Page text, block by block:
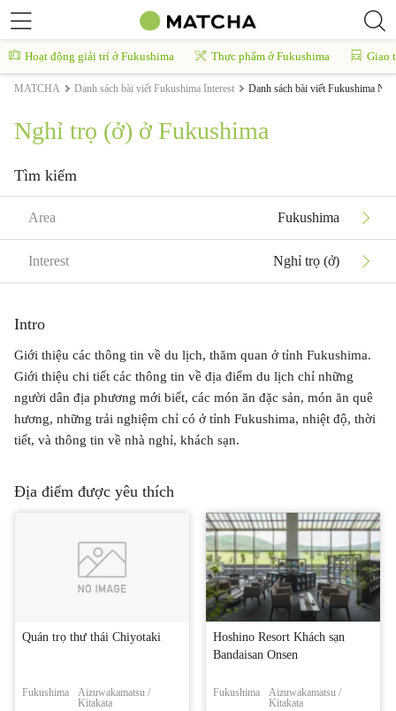
Hoạt động giải trí ở Fukushima Thực phẩm ở Fukushima Giao
MATCHA Danh sách bài viết Fukushima Interest Danh sách bài viết Fukushima
Nghỉ trọ (ở) ở Fukushima
Tìm kiếm
Area Fukushima
Interest Nghỉ trọ (ở)
Intro
Giới thiệu các thông tin về du lịch, thăm quan ở tỉnh Fukushima.
Giới thiệu chi tiết các thông tin về địa điểm du lịch chỉ những
người dân địa phương mới biết, các món ăn đặc sản, món ăn quê
hương, những trải nghiệm chỉ có ở tỉnh Fukushima, nhiệt độ, thời
tiết, và thông tin về nhà nghỉ, khách sạn.
Địa điểm được yêu thích
Quán trọ thư thái Chiyotaki
Fukushima
Aizuwakamatsu /
Kitakata
Hoshino Resort Khách sạn
Bandaisan Onsen
Fukushima
Aizuwakamatsu /
Kitakata